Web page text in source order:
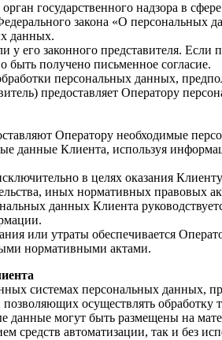
государственного надзора в
закона «О персональных
данных.
его законного представителя.
быть получено письменное согласие.
персональных данных,
предоставляет Оператору
Оператору необходимые
данные Клиента, используя
в целях оказания
иных нормативных правовых
данных Клиента
или утраты обеспечивается
нормативными актами.
системах персональных данных,
осуществлять
данные могут быть размещены на
автоматизации, так и без